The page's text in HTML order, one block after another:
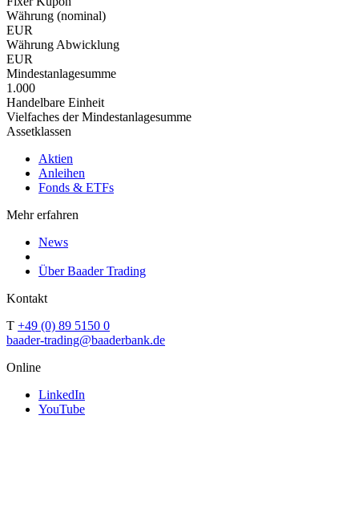
Währung (nominal)
EUR
Währung Abwicklung
EUR
Mindestanlagesumme
1.000
Handelbare Einheit
Vielfaches der Mindestanlagesumme
Assetklassen
Aktien
Anleihen
Fonds & ETFs
Mehr erfahren
News
Über Baader Trading
Kontakt
T +49 (0) 89 5150 0
baader-trading@baaderbank.de
Online
LinkedIn
YouTube